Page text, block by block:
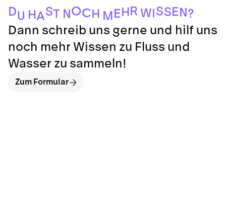
DU H AST N OC H M EHR W SSEN?
Dann schreib uns gerne und hilf uns
noch mehr Wissen zu Fluss und
Wasser zu sammeln!
Zum Formular